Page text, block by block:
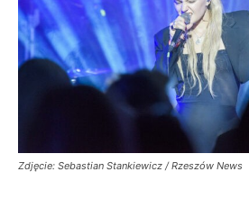
Zdjęcie: Sebastian Stankiewicz / Rzeszów News